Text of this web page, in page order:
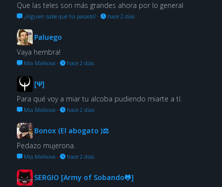
Que las teles son más grandes ahora por lo general
¿Alguien sabe qué ha pasado?· hace 2 días
Paluego
Vaya hembra!
Mia Malkova · hace 2 días
[Ψ]
Para qué voy a miar tu alcoba pudiendo miarte a tí.
Mia Malkova · hace 2 días
Bonox (El abogato )⚖
Pedazo mujerona.
Mia Malkova · hace 2 días
SERGIO [Army of Sobando🐸]